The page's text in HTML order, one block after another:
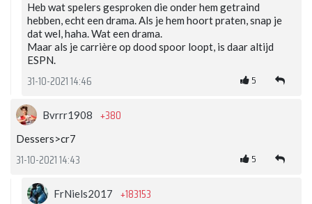
Heb wat spelers gesproken die onder hem getraind
hebben, echt een drama. Als je hem hoort praten, snap je
dat wel, haha. Wat een drama.
Maar als je carrière op dood spoor loopt, is daar altijd
ESPN.
31-10-2021 14:46 5
Bvrrr1908 +380
Dessers>cr7
31-10-2021 14:43 5
FrNiels2017 +183153